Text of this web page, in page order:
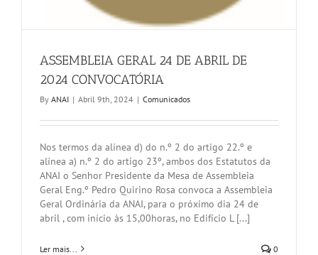
ASSEMBLEIA GERAL 24 DE ABRIL DE
2024 CONVOCATÓRIA
By ANAI | Abril 9th, 2024 | Comunicados
Nos termos da alínea d) do n.º 2 do artigo 22.º e
alínea a) n.º 2 do artigo 23º, ambos dos Estatutos da
ANAI o Senhor Presidente da Mesa de Assembleia
Geral Eng.º Pedro Quirino Rosa convoca a Assembleia
Geral Ordinária da ANAI, para o próximo dia 24 de
abril , com início às 15,00horas, no Edifício L [...]
Ler mais... 0